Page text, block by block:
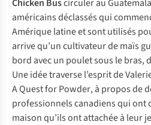
Chicken Buscirculer au
américains déclassés qui
Amérique latine et sont utilisés
arrive qu’un cultivateur de maïs
bord avec un poulet sous le bras,
Une idée traverse l’esprit de
A Quest for Powder, à propos de
professionnels canadiens qui ont
maison qu’ils ont attachée à leur